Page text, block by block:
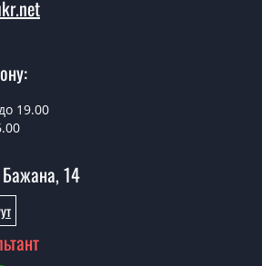
кількох годин, за умови
сьогодні викликати
замірника?
вхідні?
асортимент готових вхідних
19.00
Бажана, 14